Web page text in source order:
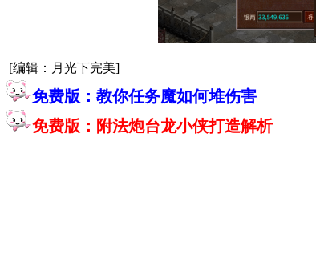
[编辑：月光下完美]
免费版：教你任务魔如何堆伤害
免费版：附法炮台龙小侠打造解析